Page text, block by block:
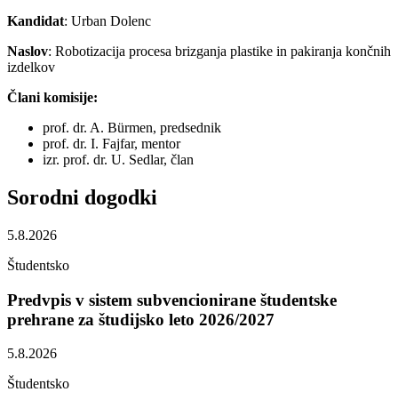
Kandidat: Urban Dolenc
Naslov: Robotizacija procesa brizganja plastike in pakiranja končnih
izdelkov
Člani komisije:
prof. dr. A. Bürmen, predsednik
prof. dr. I. Fajfar, mentor
izr. prof. dr. U. Sedlar, član
Sorodni dogodki
5.8.2026
Študentsko
Predvpis v sistem subvencionirane študentske
prehrane za študijsko leto 2026/2027
5.8.2026
Študentsko